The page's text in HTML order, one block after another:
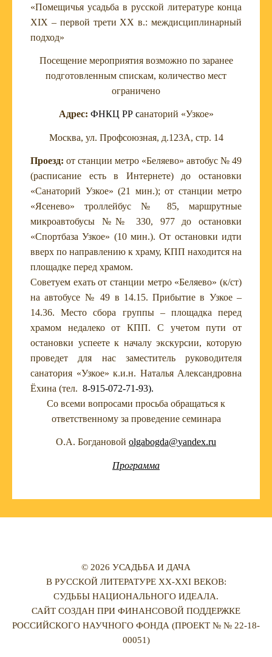
«Помещичья усадьба в русской литературе конца
XIX – первой трети XX в.: междисциплинарный
подход»
Посещение мероприятия возможно по заранее
подготовленным спискам, количество мест
ограничено
Адрес: ФНКЦ РР санаторий «Узкое»
Москва, ул. Профсоюзная, д.123А, стр. 14
Проезд: от станции метро «Беляево» автобус № 49
(расписание есть в Интернете) до остановки
«Санаторий Узкое» (21 мин.); от станции метро
«Ясенево» троллейбус № 85, маршрутные
микроавтобусы №№ 330, 977 до остановки
«Спортбаза Узкое» (10 мин.). От остановки идти
вверх по направлению к храму, КПП находится на
площадке перед храмом.
Советуем ехать от станции метро «Беляево» (к/ст)
на автобусе № 49 в 14.15. Прибытие в Узкое –
14.36. Место сбора группы – площадка перед
храмом недалеко от КПП. С учетом пути от
остановки успеете к началу экскурсии, которую
проведет для нас заместитель руководителя
санатория «Узкое» к.и.н. Наталья Александровна
Ёхина (тел. 8-915-072-71-93).
Со всеми вопросами просьба обращаться к
ответственному за проведение семинара
О.А. Богдановой olgabogda@yandex.ru
Программа
© 2026 УСАДЬБА И ДАЧА
В РУССКОЙ ЛИТЕРАТУРЕ XX-XXI ВЕКОВ:
СУДЬБЫ НАЦИОНАЛЬНОГО ИДЕАЛА.
САЙТ СОЗДАН ПРИ ФИНАНСОВОЙ ПОДДЕРЖКЕ
РОССИЙСКОГО НАУЧНОГО ФОНДА (ПРОЕКТ № № 22-18-
00051)